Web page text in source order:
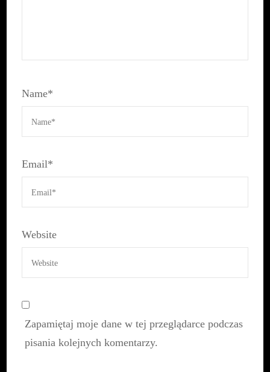
Name*
Email*
Website
Zapamiętaj moje dane w tej przeglądarce podczas
pisania kolejnych komentarzy.